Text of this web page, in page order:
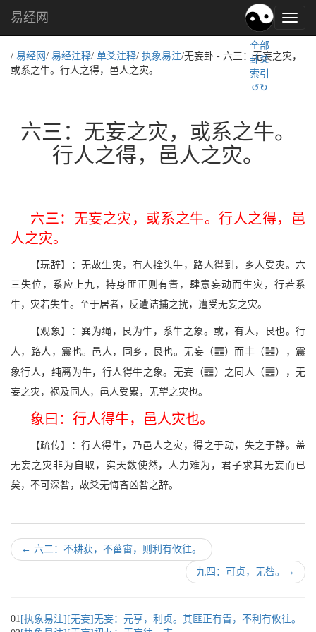
易
经
化,
易经网
全部
卦爻
索引
↺↻
/ 易经网 / 易经注释/ 单爻注释/ 执象易注/无妄卦 - 六三：无妄之灾，
或系之牛。行人之得，邑人之灾。
六三：无妄之灾，或系之牛。
行人之得，邑人之灾。
六三：无妄之灾，或系之牛。行人之得，邑
人之灾。
【玩辞】：无故生灾，有人拴头牛，路人得到，乡人受灾。六
三失位，系应上九，持身匪正则有眚，肆意妄动而生灾，行若系
牛，灾若失牛。至于居者，反遭诘捕之扰，遭受无妄之灾。
【观象】：巽为绳，艮为牛，系牛之象。或，有人，艮也。行
人，路人，震也。邑人，同乡，艮也。无妄（j）而丰（Z），震
象行人，纯离为牛，行人得牛之象。无妄（j）之同人（a），无
妄之灾，祸及同人，邑人受累，无望之灾也。
象曰：行人得牛，邑人灾也。
【疏传】：行人得牛，乃邑人之灾，得之于动，失之于静。盖
无妄之灾非为自取，实天数使然，人力难为，君子求其无妄而已
矣，不可深咎，故爻无悔吝凶咎之辞。
← 六二：不耕获，不菑畬，则利有攸往。
九四：可贞，无咎。 →
01 [执象易注][无妄]无妄：元亨，利贞。其匪正有眚，不利有攸往。